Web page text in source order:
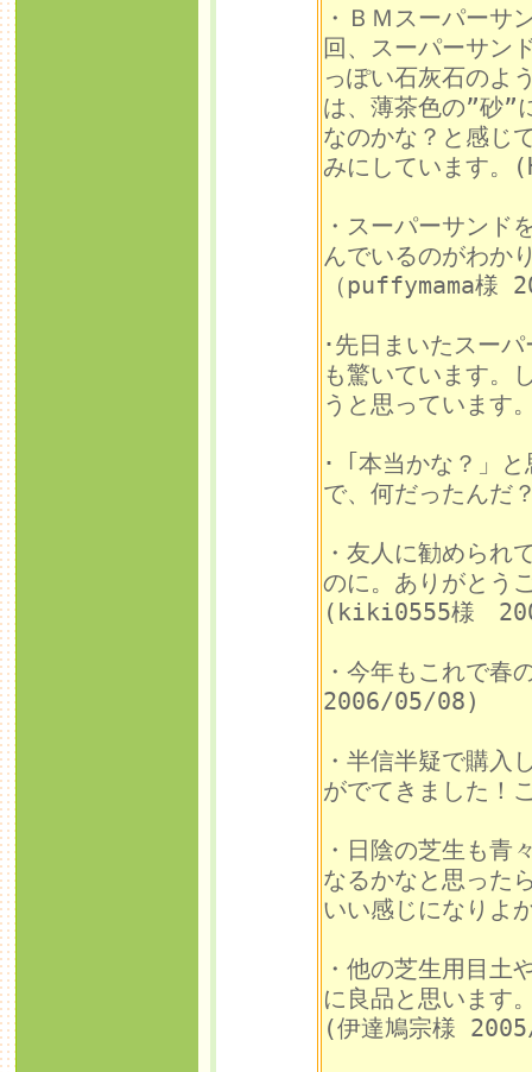
・ＢＭスーパーサ
回、スーパーサン
っぽい石灰石のよ
は、薄茶色の”砂”
なのかな？と感じ
みにしています
・スーパーサンド
んでいるのがわか
（puffymama様
･先日まいたスー
も驚いています。
うと思っていま
･「本当かな？」
で、何だったん
・友人に勧められ
のに。ありがとう
(kiki0555様
・今年もこれで
2006/05/08)
・半信半疑で購入
がでてきました
・日陰の芝生も青
なるかなと思った
いい感じになり
・他の芝生用目土
に良品と思います
(伊達鳩宗様